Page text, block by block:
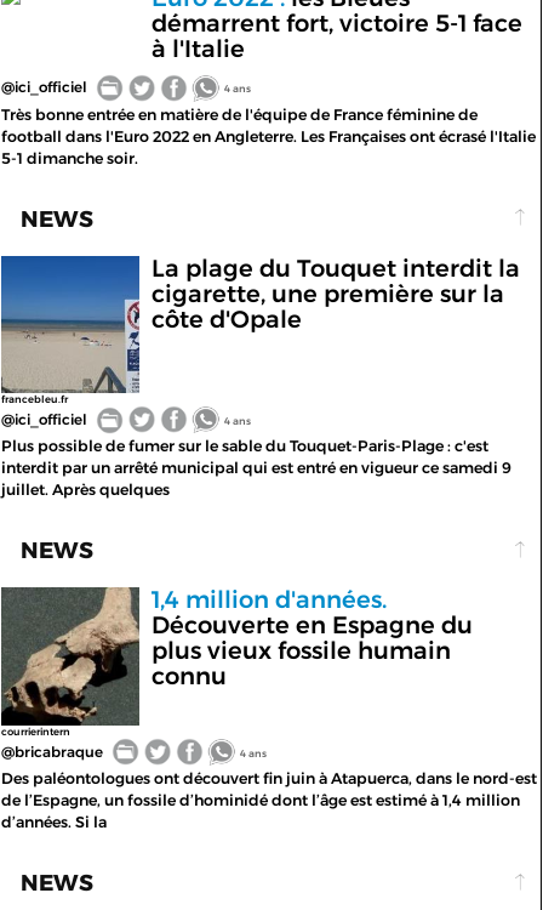
démarrent fort, victoire 5-1 face
à l'Italie
@ici_officiel 4 ans
Très bonne entrée en matière de l'équipe de France féminine de
football dans l'Euro 2022 en Angleterre. Les Françaises ont écrasé l'Italie
5-1 dimanche soir.
NEWS
francebleu.fr
La plage du Touquet interdit la
cigarette, une première sur la
côte d'Opale
@ici_officiel 4 ans
Plus possible de fumer sur le sable du Touquet-Paris-Plage : c'est
interdit par un arrêté municipal qui est entré en vigueur ce samedi 9
juillet. Après quelques
NEWS
courrierintern
1,4 million d'années.
Découverte en Espagne du
plus vieux fossile humain
connu
@bricabraque 4 ans
Des paléontologues ont découvert fin juin à Atapuerca, dans le nord-est
de l’Espagne, un fossile d’hominidé dont l’âge est estimé à 1,4 million
d’années. Si la
NEWS